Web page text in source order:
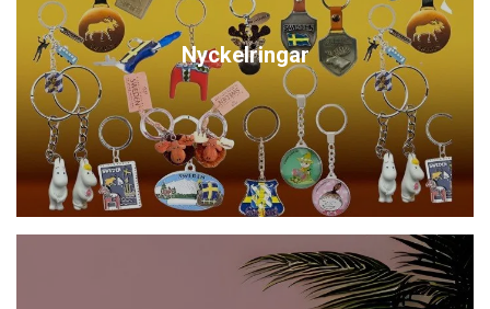
Nyckelringar